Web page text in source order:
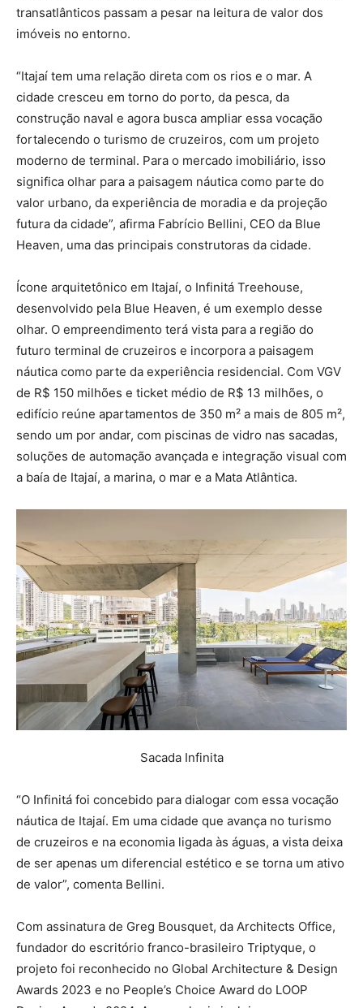
transatlânticos passam a pesar na leitura de valor dos
imóveis no entorno.
“Itajaí tem uma relação direta com os rios e o mar. A
cidade cresceu em torno do porto, da pesca, da
construção naval e agora busca ampliar essa vocação
fortalecendo o turismo de cruzeiros, com um projeto
moderno de terminal. Para o mercado imobiliário, isso
significa olhar para a paisagem náutica como parte do
valor urbano, da experiência de moradia e da projeção
futura da cidade”, afirma Fabrício Bellini, CEO da Blue
Heaven, uma das principais construtoras da cidade.
Ícone arquitetônico em Itajaí, o Infinitá Treehouse,
desenvolvido pela Blue Heaven, é um exemplo desse
olhar. O empreendimento terá vista para a região do
futuro terminal de cruzeiros e incorpora a paisagem
náutica como parte da experiência residencial. Com VGV
de R$ 150 milhões e ticket médio de R$ 13 milhões, o
edifício reúne apartamentos de 350 m² a mais de 805 m²,
sendo um por andar, com piscinas de vidro nas sacadas,
soluções de automação avançada e integração visual com
a baía de Itajaí, a marina, o mar e a Mata Atlântica.
Sacada Infinita
“O Infinitá foi concebido para dialogar com essa vocação
náutica de Itajaí. Em uma cidade que avança no turismo
de cruzeiros e na economia ligada às águas, a vista deixa
de ser apenas um diferencial estético e se torna um ativo
de valor”, comenta Bellini.
Com assinatura de Greg Bousquet, da Architects Office,
fundador do escritório franco-brasileiro Triptyque, o
projeto foi reconhecido no Global Architecture & Design
Awards 2023 e no People’s Choice Award do LOOP